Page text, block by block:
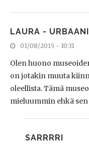
LAURA -
01/08/2015 - 10:31
Olen huono
on jotakin muuta
oleellista. Tämä
mieluummin ehkä
SARRRRI